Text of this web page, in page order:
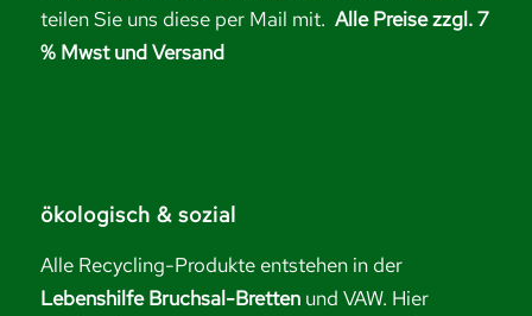
teilen Sie uns diese per Mail mit. Alle Preise zzgl. 7
% Mwst und Versand
ökologisch & sozial
Alle Recycling-Produkte entstehen in der
Lebenshilfe Bruchsal-Bretten und VAW. Hier